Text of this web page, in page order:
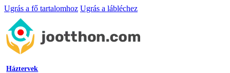
Ugrás a fő tartalomhoz Ugrás a lábléchez
Háztervek